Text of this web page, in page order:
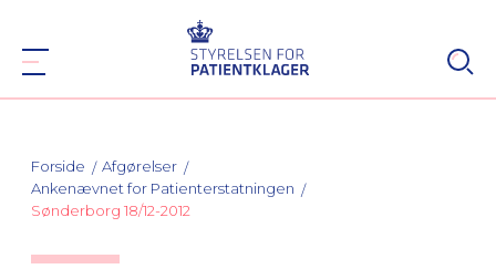
Forside
Afgørelser
Ankenævnet for Patienterstatningen
Sønderborg 18/12-2012